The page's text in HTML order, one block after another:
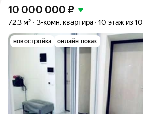
10 000 000 ₽
72,3 м² 3-комн. квартира 10 этаж из 10
новостройка онлайн показ